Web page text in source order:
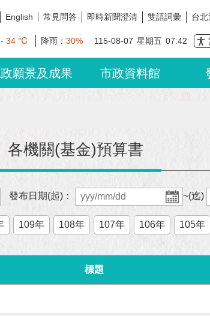
English 常見問答 即時新聞澄清 雙語詞彙 台北
- 34 ℃ 降雨： 30% 115-08-07 星期五 07:42
願景及成果 市政資料館
各機關(基金)預算書
發布日期(起)： ~(迄)
109年 108年 107年 106年 105年
標題